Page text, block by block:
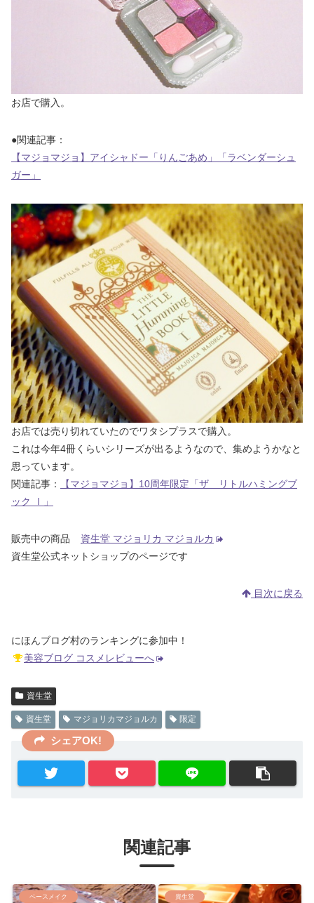
お店で購入。
●関連記事：
【マジョマジョ】アイシャドー「りんごあめ」「ラベンダーシュ
ガー」
お店では売り切れていたのでワタシプラスで購入。
これは今年4冊くらいシリーズが出るようなので、集めようかなと
思っています。
関連記事：
【マジョマジョ】10周年限定「ザ リトルハミングブ
ック Ⅰ」
販売中の商品
資生堂 マジョリカ マジョルカ
資生堂公式ネットショップのページです
目次に戻る
にほんブログ村のランキングに参加中！
美容ブログ コスメレビューへ
資生堂
資生堂 マジョリカマジョルカ 限定
シェアOK!
関連記事
ベースメイク 資生堂